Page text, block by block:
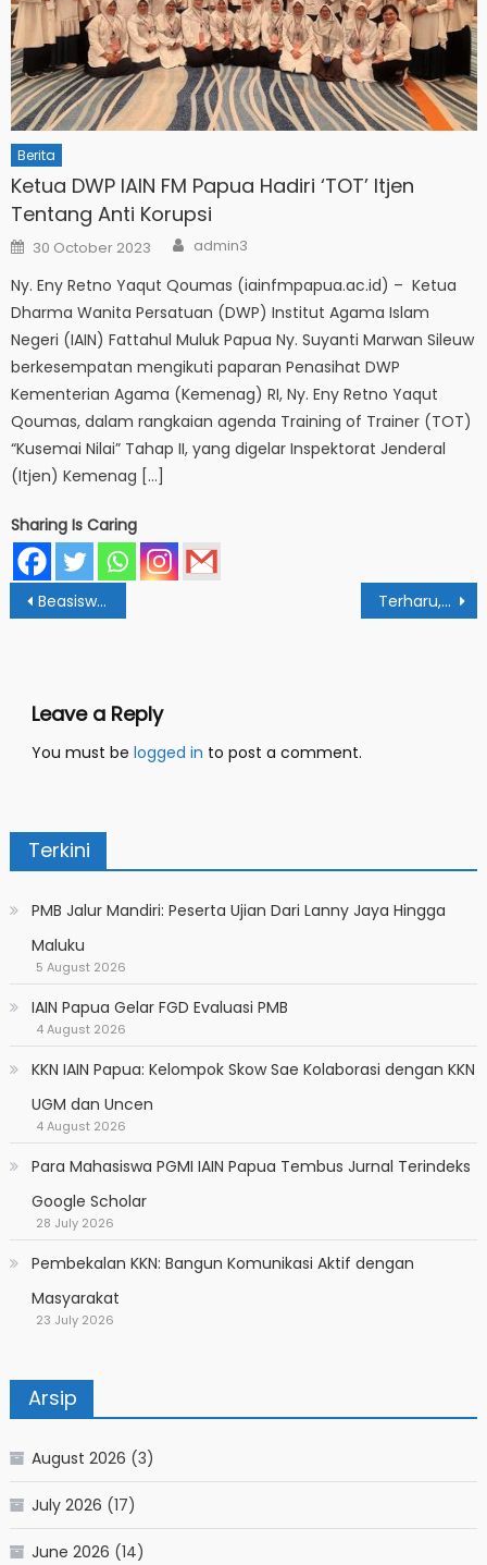
Berita
Ketua DWP IAIN FM Papua Hadiri ‘TOT’ Itjen
Tentang Anti Korupsi
Posted
on
30 October 2023 Author
admin3
Ny. Eny Retno Yaqut Qoumas (iainfmpapua.ac.id) – Ketua
Dharma Wanita Persatuan (DWP) Institut Agama Islam
Negeri (IAIN) Fattahul Muluk Papua Ny. Suyanti Marwan Sileuw
berkesempatan mengikuti paparan Penasihat DWP
Kementerian Agama (Kemenag) RI, Ny. Eny Retno Yaqut
Qoumas, dalam rangkaian agenda Training of Trainer (TOT)
“Kusemai Nilai” Tahap II, yang digelar Inspektorat Jenderal
(Itjen) Kemenag […]
Sharing Is Caring
Post
navigation
Beasiswa BAZNAS Telah Dibuka Terharu, Direktur PTKI Kemenag Berikan Semangat AL PPG IAIN Papua
Leave a Reply
You must be logged in to post a comment.
Terkini
PMB Jalur Mandiri: Peserta Ujian Dari Lanny Jaya Hingga
Maluku
5 August 2026
IAIN Papua Gelar FGD Evaluasi PMB
4 August 2026
KKN IAIN Papua: Kelompok Skow Sae Kolaborasi dengan KKN
UGM dan Uncen
4 August 2026
Para Mahasiswa PGMI IAIN Papua Tembus Jurnal Terindeks
Google Scholar
28 July 2026
Pembekalan KKN: Bangun Komunikasi Aktif dengan
Masyarakat
23 July 2026
Arsip
August 2026 (3)
July 2026 (17)
June 2026 (14)